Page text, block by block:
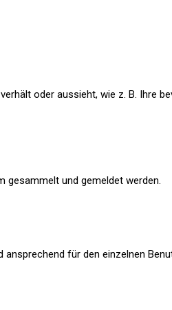
oder aussieht, wie z. B. Ihre
gesammelt und gemeldet werden.
für den einzelnen